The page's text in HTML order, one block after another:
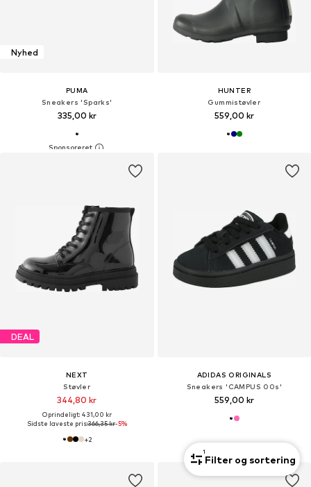
Nyhed
PUMA
Sneakers 'Sparks'
335,00 kr
HUNTER
Gummistøvler
559,00 kr
DEAL
NEXT
Støvler
344,80 kr
Oprindeligt: 431,00 kr
Sidste laveste pris:366,35 kr-5%
+2
ADIDAS ORIGINALS
Sneakers 'CAMPUS 00s'
559,00 kr
1
Filter og sortering